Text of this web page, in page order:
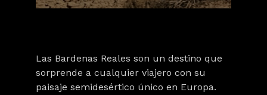
Las Bardenas Reales son un destino que
sorprende a cualquier viajero con su
paisaje semidesértico único en Europa.